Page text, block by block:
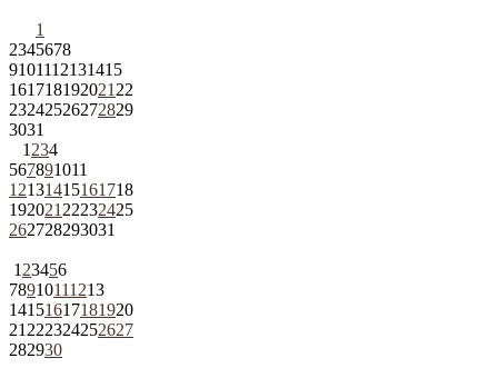
1
2345678
9101112131415
161718192021 22
23242526272829
3031
1 234
567891011
12131415161718
192021 22232425
262728293031
1 23456
78910111213
14151617181920
21 222324252627
282930